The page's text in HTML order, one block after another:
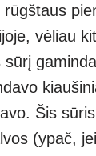
vėliau
Šis
(ypač,